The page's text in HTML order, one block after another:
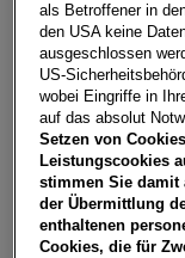
A3
2130
als Betroffener in
den USA keine
ausgeschlossen
US-
wobei Eingriffe in
auf das absolut
Setzen von
Leistungscookies
stimmen Sie damit
der Übermittlung
enthaltenen
Cookies, die für